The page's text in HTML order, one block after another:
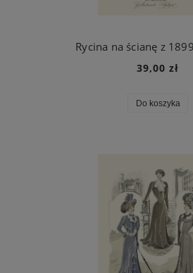
Rycina na ścianę z
39,00 zł
Do koszyka